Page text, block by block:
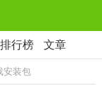
排行榜 文章
安装包